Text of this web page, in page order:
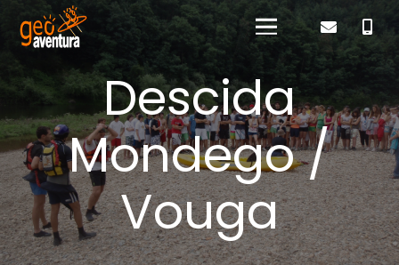
Descida
Mondego /
Vouga